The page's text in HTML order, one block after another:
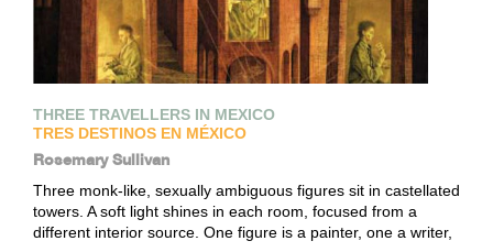
THREE TRAVELLERS IN MEXICO
TRES DESTINOS EN MÉXICO
Rosemary Sullivan
Three monk-like, sexually ambiguous figures sit in castellated
towers. A soft light shines in each room, focused from a
different interior source. One figure is a painter, one a writer,